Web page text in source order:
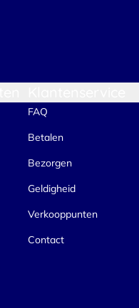
FAQ
Betalen
Bezorgen
Geldigheid
Verkooppunten
Contact